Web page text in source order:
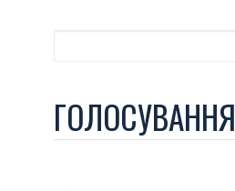
ГОЛОСУВАННЯ